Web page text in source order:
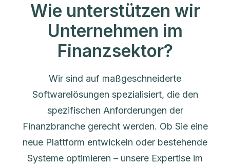
Wie unterstützen wir
Unternehmen im
Finanzsektor?
Wir sind auf maßgeschneiderte
Softwarelösungen spezialisiert, die den
spezifischen Anforderungen der
Finanzbranche gerecht werden. Ob Sie eine
neue Plattform entwickeln oder bestehende
Systeme optimieren – unsere Expertise im